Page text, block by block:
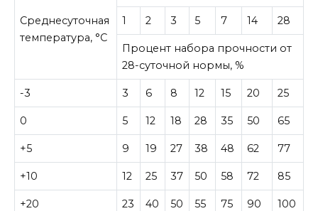
Cреднесуточная
температура, °С
1 2 3 5 7 14 28
Процент набора прочности от
28-суточной нормы, %
-3 3 6 8 12 15 20 25
0 5 12 18 28 35 50 65
+5 9 19 27 38 48 62 77
+10 12 25 37 50 58 72 85
+20 23 40 50 55 75 90 100